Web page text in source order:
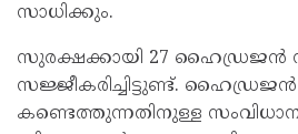
സാധിക്കും.
സുരക്ഷക്കായി 27 ഹൈഡ്രജൻ
സജ്ജീകരിച്ചിട്ടുണ്ട്. ഹൈഡ്രജൻ
കണ്ടെത്തുന്നതിനുള്ള